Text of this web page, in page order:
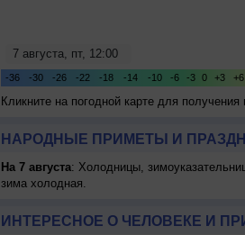
Кликните на погодной карте для
НАРОДНЫЕ ПРИМЕТЫ И
На 7 августа: Холодницы,
зима холодная.
ИНТЕРЕСНОЕ О ЧЕЛОВЕКЕ И